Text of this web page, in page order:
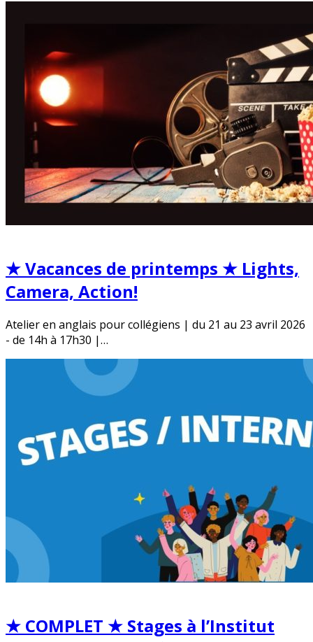
★ Vacances de printemps ★ Lights,
Camera, Action!
Atelier en anglais pour collégiens | du 21 au 23 avril 2026
- de 14h à 17h30 |…
★ COMPLET ★ Stages à l’Institut